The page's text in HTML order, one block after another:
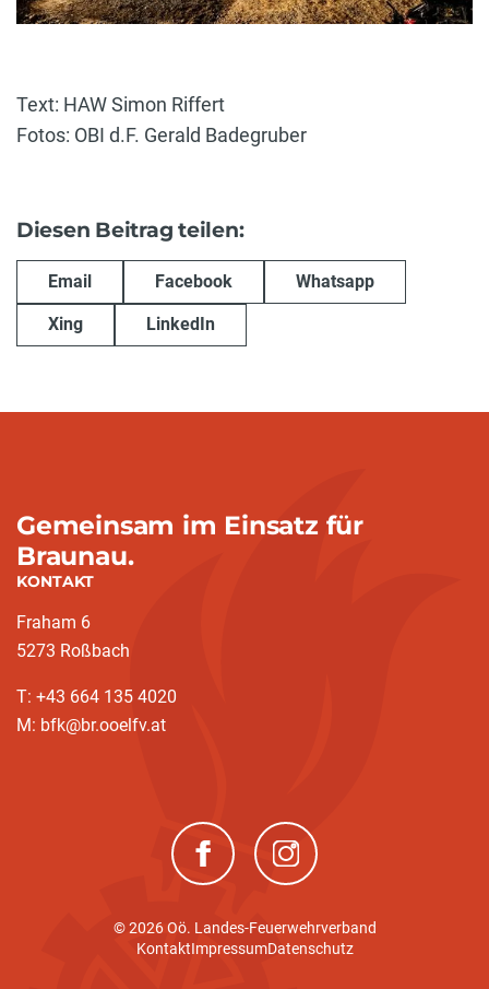
Text: HAW Simon Riffert
Fotos: OBI d.F. Gerald Badegruber
Diesen Beitrag teilen:
Email Facebook Whatsapp
Xing LinkedIn
Gemeinsam im Einsatz für
Braunau.
KONTAKT
Fraham 6
5273 Roßbach
T: +43 664 135 4020
M: bfk@br.ooelfv.at
(neues Fenster)(neues Fenster)
© 2026 Oö. Landes-Feuerwehrverband
KontaktImpressumDatenschutz